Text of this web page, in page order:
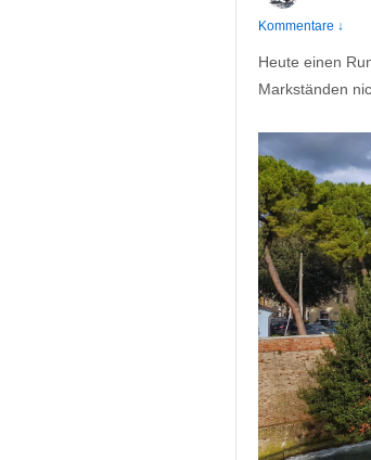
Kommentare ↓
Heute einen
Markständen